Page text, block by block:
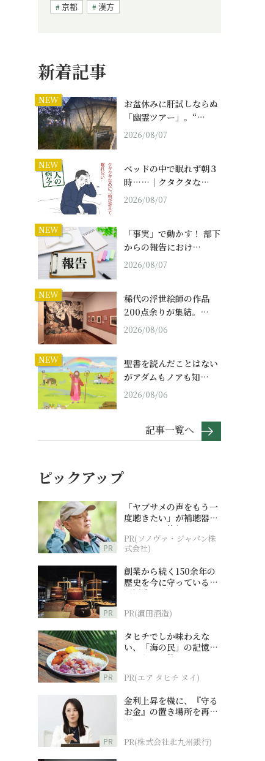
京都
漢方
新着記事
NEW
お盆休みに肝試しならぬ
「幽霊ツアー」。“…
2026/08/07
NEW
ベッドの中で眠れず朝３
時……｜クタクタな…
2026/08/07
NEW
「事実」で動かす！ 部下
からの報告におけ…
2026/08/07
NEW
稀代の浮世絵師の作品
200点余りが集結。…
2026/08/06
NEW
聖書を読んだことはない
がアダムもノアも知…
2026/08/06
記事一覧へ
ピックアップ
PR
「ヤブサメの声をもう一
度聴きたい」が補聴器チ
ャレンジの後押しに
PR(ソノヴァ・ジャパン株
式会社)
PR
創業から続く150余年の
歴史を今に守っている濵
田酒造
PR(濵田酒造)
PR
タヒチでしか味わえな
い、「海の民」の記憶へ
とつながる旅
PR(エア タヒチ ヌイ)
PR
金利上昇を機に、『守る
お金』の置き場所を再検
討
PR(株式会社北九州銀行)